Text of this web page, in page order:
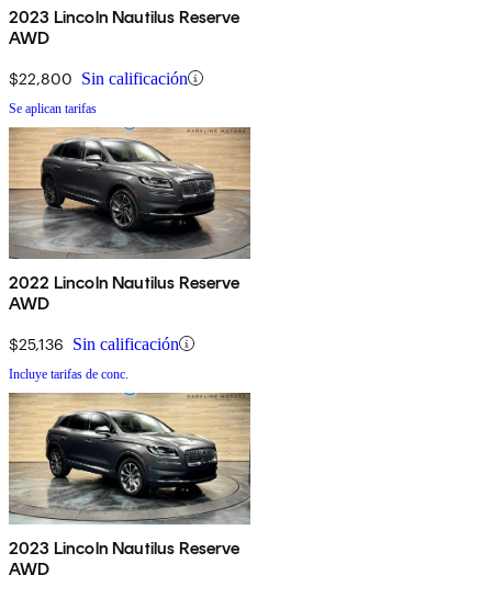
2023 Lincoln Nautilus Reserve
AWD
$22,800 Sin calificación
Se aplican tarifas
2022 Lincoln Nautilus Reserve
AWD
$25,136 Sin calificación
Incluye tarifas de conc.
2023 Lincoln Nautilus Reserve
AWD